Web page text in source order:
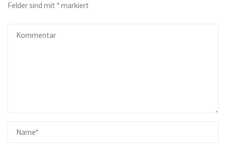
Felder sind mit *markiert